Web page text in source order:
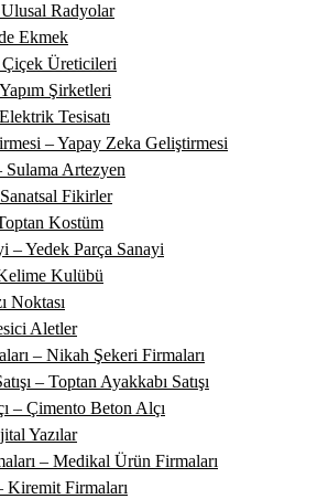
Radyolar
Ekmek
Üreticileri
Şirketleri
Tesisatı
– Yapay Zeka Geliştirmesi
Sulama Artezyen
Fikirler
Kostüm
– Yedek Parça Sanayi
Kulübü
Noktası
Aletler
– Nikah Şekeri Firmaları
– Toptan Ayakkabı Satışı
– Çimento Beton Alçı
Yazılar
– Medikal Ürün Firmaları
Kiremit Firmaları